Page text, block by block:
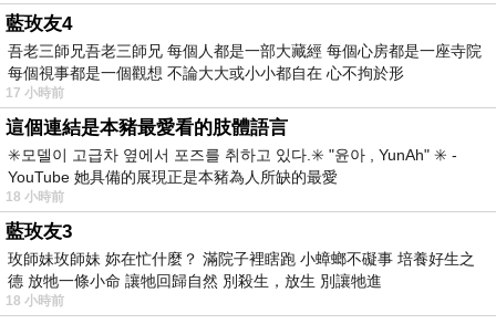
藍玫友4
吾老三師兄吾老三師兄 每個人都是一部大藏經 每個心房都是一座寺院
每個視事都是一個觀想 不論大大或小小都自在 心不拘於形
17 小時前
這個連結是本豬最愛看的肢體語言
✳️모델이 고급차 옆에서 포즈를 취하고 있다.✳️ "윤아 , YunAh" ✳️ -
YouTube 她具備的展現正是本豬為人所缺的最愛
18 小時前
藍玫友3
玫師妹玫師妹 妳在忙什麼？ 滿院子裡瞎跑 小蟑螂不礙事 培養好生之
德 放牠一條小命 讓牠回歸自然 別殺生，放生 別讓牠進
18 小時前